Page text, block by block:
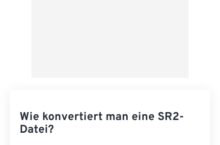
Wie konvertiert man eine SR2-
Datei?